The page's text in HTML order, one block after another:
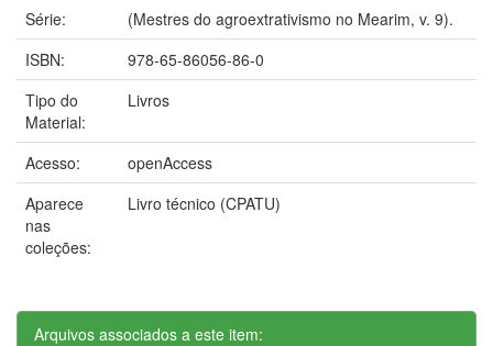
Série:
(Mestres do agroextrativismo no Mearim, v. 9).
ISBN:
978-65-86056-86-0
Tipo do
Material:
Livros
Acesso:
openAccess
Aparece
nas
coleções:
Livro técnico (CPATU)
Arquivos associados a este item: